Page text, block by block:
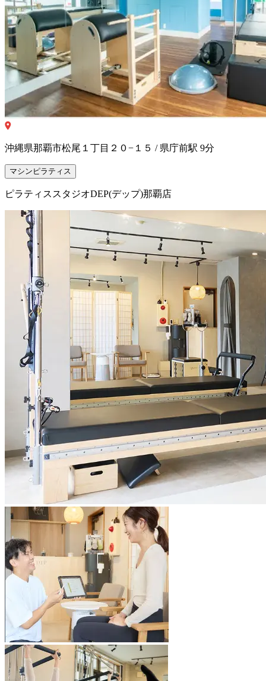
沖縄県那覇市松尾１丁目２０−１５ / 県庁前駅 9分
マシンピラティス
ピラティススタジオDEP(デップ)那覇店